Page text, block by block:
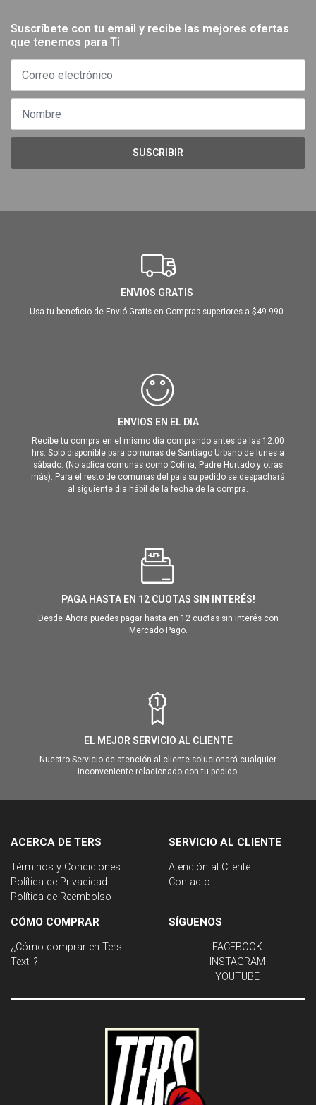
Suscríbete con tu email y recibe las mejores ofertas
que tenemos para Ti
SUSCRIBIR
ENVIOS GRATIS
Usa tu beneficio de Envió Gratis en Compras superiores a $49.990
ENVIOS EN EL DIA
Recibe tu compra en el mismo día comprando antes de las 12:00
hrs. Solo disponible para comunas de Santiago Urbano de lunes a
sábado. (No aplica comunas como Colina, Padre Hurtado y otras
más). Para el resto de comunas del país su pedido se despachará
al siguiente día hábil de la fecha de la compra.
PAGA HASTA EN 12 CUOTAS SIN INTERÉS!
Desde Ahora puedes pagar hasta en 12 cuotas sin interés con
Mercado Pago.
EL MEJOR SERVICIO AL CLIENTE
Nuestro Servicio de atención al cliente solucionará cualquier
inconveniente relacionado con tu pedido.
ACERCA DE TERS
Términos y Condiciones
Política de Privacidad
Política de Reembolso
SERVICIO AL CLIENTE
Atención al Cliente
Contacto
CÓMO COMPRAR
¿Cómo comprar en Ters
Textil?
SÍGUENOS
FACEBOOK
INSTAGRAM
YOUTUBE